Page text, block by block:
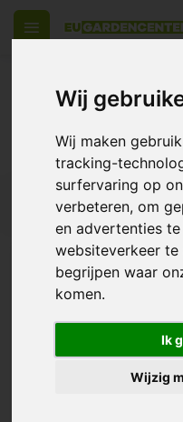
Wij
Wij maken
tracking-
surfervaring op
verbeteren, om
en advertenties
websiteverkeer te
begrijpen waar
komen.
Ik
Wijzig
Producten